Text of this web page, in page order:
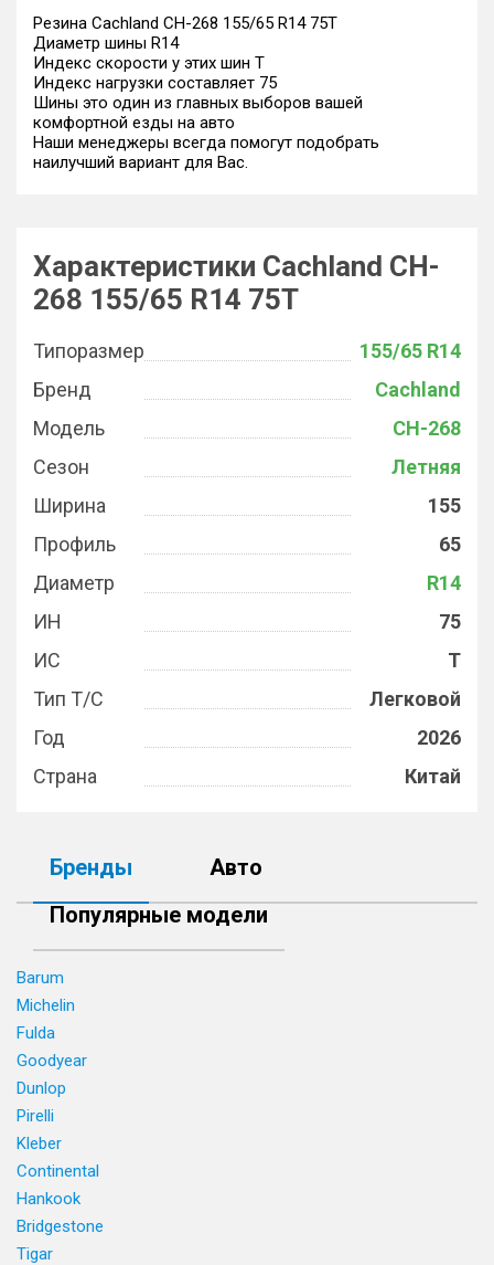
Резина Cachland CH-268 155/65 R14 75T
Диаметр шины R14
Индекс скорости у этих шин T
Индекс нагрузки составляет 75
Шины это один из главных выборов вашей
комфортной езды на авто
Наши менеджеры всегда помогут подобрать
наилучший вариант для Вас.
Характеристики Cachland CH-
268 155/65 R14 75T
Типоразмер
155/65 R14
Бренд
Cachland
Модель
CH-268
Сезон
Летняя
Ширина
155
Профиль
65
Диаметр
R14
ИН
75
ИС
T
Тип Т/С
Легковой
Год
2026
Страна
Китай
Бренды
Авто
Популярные модели
Barum
Michelin
Fulda
Goodyear
Dunlop
Pirelli
Kleber
Continental
Hankook
Bridgestone
Tigar